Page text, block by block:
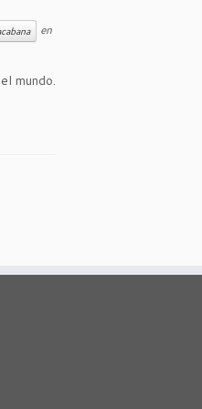
en
mundo.